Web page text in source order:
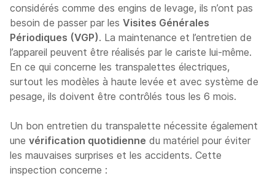
considérés comme des engins de levage, ils n’ont pas
besoin de passer par les Visites Générales
Périodiques (VGP). La maintenance et l’entretien de
l’appareil peuvent être réalisés par le cariste lui-même.
En ce qui concerne les transpalettes électriques,
surtout les modèles à haute levée et avec système de
pesage, ils doivent être contrôlés tous les 6 mois.
Un bon entretien du transpalette nécessite également
une vérification quotidienne du matériel pour éviter
les mauvaises surprises et les accidents. Cette
inspection concerne :